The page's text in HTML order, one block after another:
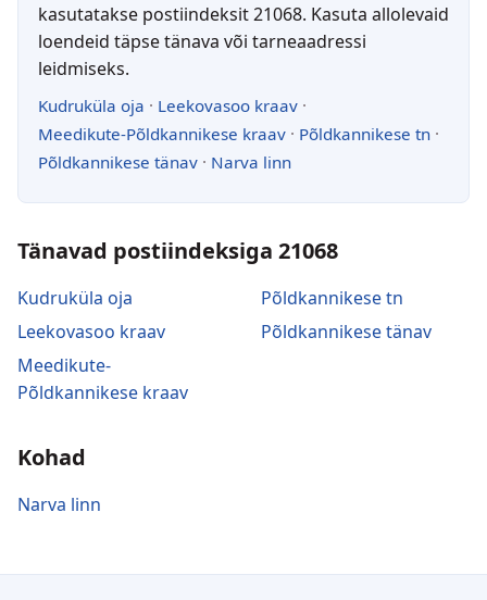
kasutatakse postiindeksit 21068. Kasuta allolevaid
loendeid täpse tänava või tarneaadressi
leidmiseks.
Kudruküla oja · Leekovasoo kraav ·
Meedikute-Põldkannikese kraav · Põldkannikese tn ·
Põldkannikese tänav · Narva linn
Tänavad postiindeksiga 21068
Kudruküla oja
Leekovasoo kraav
Meedikute-
Põldkannikese kraav
Põldkannikese tn
Põldkannikese tänav
Kohad
Narva linn